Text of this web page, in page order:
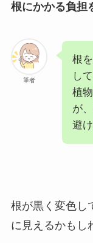
根にかかる負担
筆者
根
し
植
が
避
根が黒く変色し
に見えるかもし